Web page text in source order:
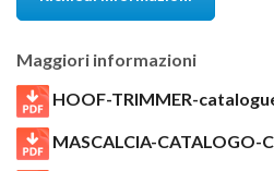
Maggiori informazioni
HOOF-TRIMMER-
MASCALCIA-CATALOGO-